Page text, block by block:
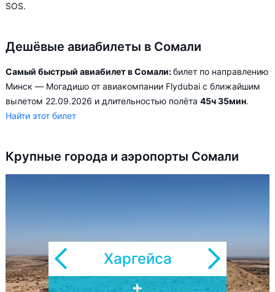
SOS.
Дешёвые авиабилеты в Сомали
Самый быстрый авиабилет в Сомали:билет по направлению
Минск — Могадишо от авиакомпании Flydubai с ближайшим
вылетом 22.09.2026 и длительностью полёта 45ч 35мин.
Найти этот билет
Крупные города и аэропорты Сомали
Харгейса